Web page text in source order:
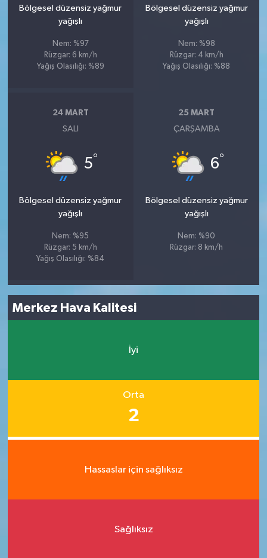
Bölgesel düzensiz yağmur
yağışlı
Nem: %97
Rüzgar: 6 km/h
Yağış Olasılığı: %89
Bölgesel düzensiz yağmur
yağışlı
Nem: %98
Rüzgar: 4 km/h
Yağış Olasılığı: %88
24 MART
SALI
5°
Bölgesel düzensiz yağmur
yağışlı
Nem: %95
Rüzgar: 5 km/h
Yağış Olasılığı: %84
25 MART
ÇARŞAMBA
6°
Bölgesel düzensiz yağmur
yağışlı
Nem: %90
Rüzgar: 8 km/h
Merkez Hava Kalitesi
İyi
Orta
2
Hassaslar için sağlıksız
Sağlıksız